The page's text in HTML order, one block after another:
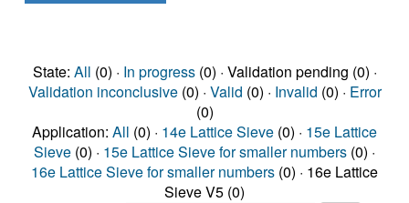
State: All (0) · In progress(0) · Validation pending (0) ·
Validation inconclusive(0) · Valid (0) · Invalid (0) · Error
(0)
Application: All (0) · 14e Lattice Sieve (0) · 15e Lattice
Sieve (0) · 15e Lattice Sieve for smaller numbers (0) ·
16e Lattice Sieve for smaller numbers (0) · 16e Lattice
Sieve V5 (0)